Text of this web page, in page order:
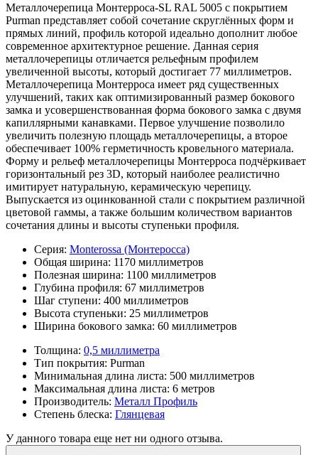
Металлочерепица Монтерроса-SL RAL 5005 с покрытием
Purman представляет собой сочетание скруглённых форм и
прямых линий, профиль которой идеально дополнит любое
современное архитектурное решение. Данная серия
металлочерепицы отличается рельефным профилем
увеличенной высоты, который достигает 77 миллиметров.
Металлочерепица Монтерроса имеет ряд существенных
улучшений, таких как оптимизированный размер бокового
замка и усовершенствованная форма бокового замка с двумя
капиллярными канавками. Первое улучшение позволило
увеличить полезную площадь металлочерепицы, а второе
обеспечивает 100% герметичность кровельного материала.
Форму и рельеф металлочерепицы Монтерроса подчёркивает
горизонтальный рез 3D, который наиболее реалистично
имитирует натуральную, керамическую черепицу.
Выпускается из оцинкованной стали с покрытием различной
цветовой гаммы, а также большим количеством вариантов
сочетания длины и высоты ступеньки профиля.
Серия: Monterossa (Монтеросса)
Общая ширина: 1170 миллиметров
Полезная ширина: 1100 миллиметров
Глубина профиля: 67 миллиметров
Шаг ступени: 400 миллиметров
Высота ступеньки: 25 миллиметров
Ширина бокового замка: 60 миллиметров
Толщина: 0,5 миллиметра
Тип покрытия: Purman
Минимальная длина листа: 500 миллиметров
Максимальная длина листа: 6 метров
Производитель: Металл Профиль
Степень блеска: Глянцевая
У данного товара еще нет ни одного отзыва.